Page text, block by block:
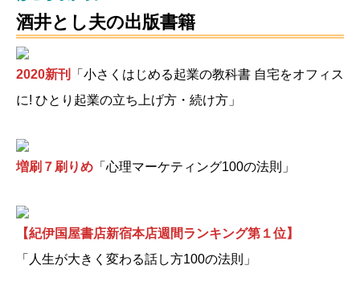
酒井とし夫の出版書籍
2020新刊
「小さくはじめる起業の教科書 自宅をオフィス
に! ひとり起業の立ち上げ方・続け方」
増刷７刷りめ 「心理マーケティング100の法則」
【紀伊国屋書店新宿本店週間ランキング第１位】
「人生が大きく変わる話し方100の法則」